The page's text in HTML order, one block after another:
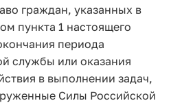
граждан, указанных в
пункта 1 настоящего
периода
службы или оказания
в выполнении задач,
Силы Российской